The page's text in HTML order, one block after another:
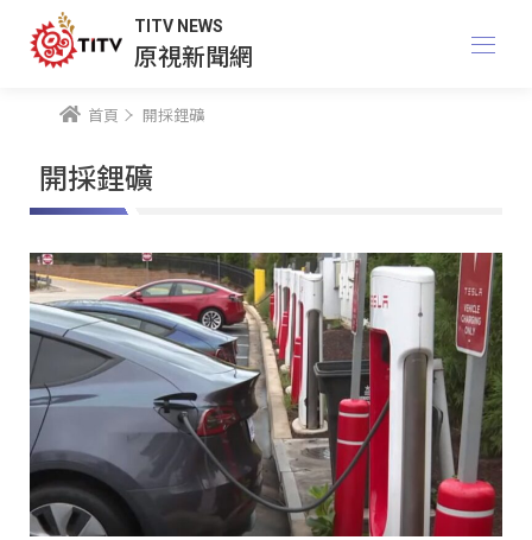
TITV NEWS
原視新聞網
首頁 開採鋰礦
開採鋰礦